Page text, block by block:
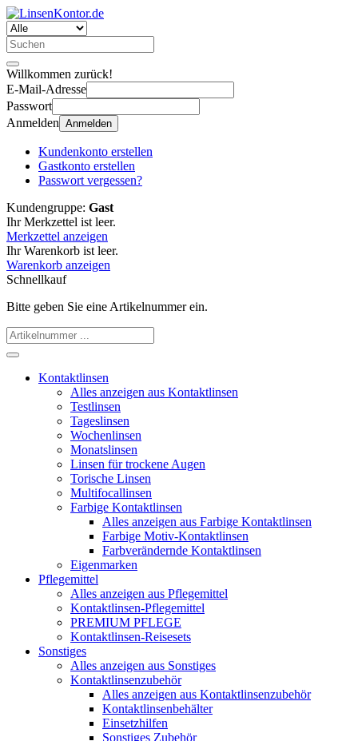
Willkommen zurück!
E-Mail-Adresse
Passwort
Anmelden Anmelden
Kundenkonto erstellen
Gastkonto erstellen
Passwort vergessen?
Kundengruppe: Gast
Ihr Merkzettel ist leer.
Merkzettel anzeigen
Ihr Warenkorb ist leer.
Warenkorb anzeigen
Schnellkauf
Bitte geben Sie eine Artikelnummer ein.
Kontaktlinsen
Alles anzeigen aus Kontaktlinsen
Testlinsen
Tageslinsen
Wochenlinsen
Monatslinsen
Linsen für trockene Augen
Torische Linsen
Multifocallinsen
Farbige Kontaktlinsen
Alles anzeigen aus Farbige Kontaktlinsen
Farbige Motiv-Kontaktlinsen
Farbverändernde Kontaktlinsen
Eigenmarken
Pflegemittel
Alles anzeigen aus Pflegemittel
Kontaktlinsen-Pflegemittel
PREMIUM PFLEGE
Kontaktlinsen-Reisesets
Sonstiges
Alles anzeigen aus Sonstiges
Kontaktlinsenzubehör
Alles anzeigen aus Kontaktlinsenzubehör
Kontaktlinsenbehälter
Einsetzhilfen
Sonstiges Zubehör